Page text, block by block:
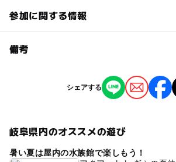
参加に関する情報
予約/応募
備考
※掲載の情報は天候や主催者側の都合
ることがあります。
シェアする
岐阜県内のオススメの遊び
暑い夏は屋内の水族館で楽しもう！